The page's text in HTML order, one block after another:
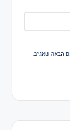
הבאה שאגיב.